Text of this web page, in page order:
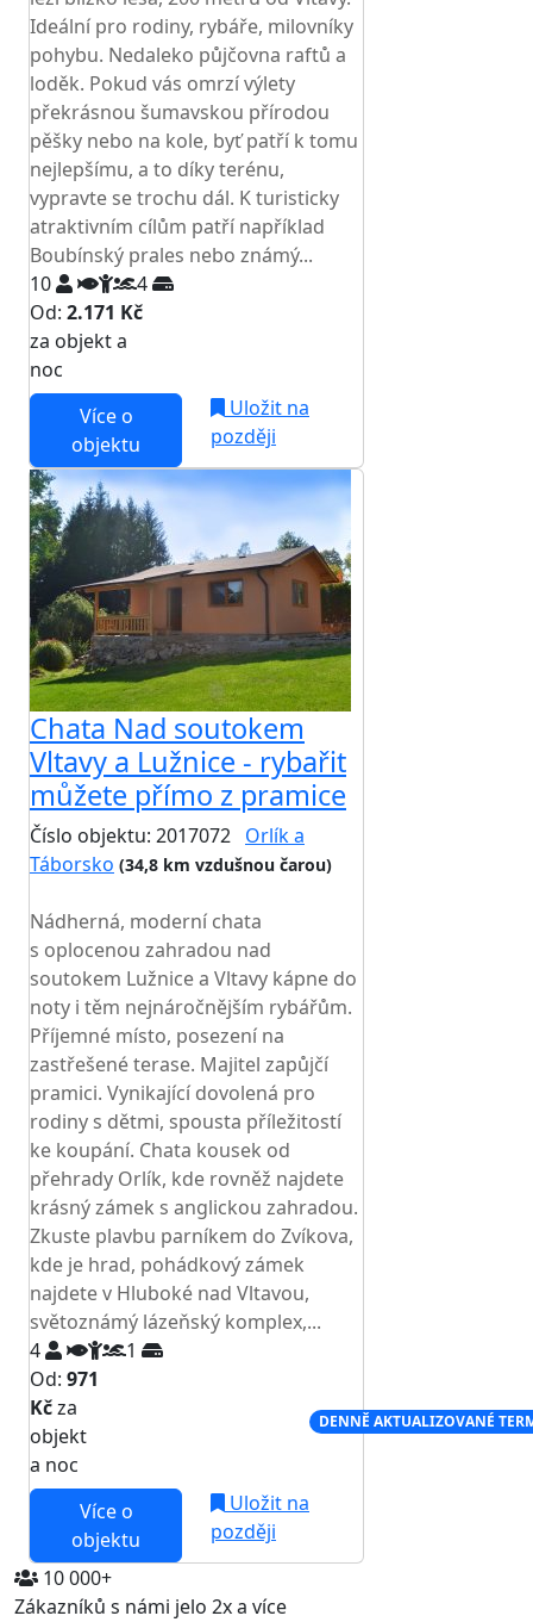
Ideální pro rodiny, rybáře, milovníky
pohybu. Nedaleko půjčovna raftů a
loděk. Pokud vás omrzí výlety
překrásnou šumavskou přírodou
pěšky nebo na kole, byť patří k tomu
nejlepšímu, a to díky terénu,
vypravte se trochu dál. K turisticky
atraktivním cílům patří například
Boubínský prales nebo známý...
10
4
Od: 2.171 Kč
za objekt a
noc
Více o
objektu
Uložit na
později
Chata Nad soutokem
Vltavy a Lužnice - rybařit
můžete přímo z pramice
Číslo objektu: 2017072 Orlík a
Táborsko (34,8 km vzdušnou čarou)
Nádherná, moderní chata
s oplocenou zahradou nad
soutokem Lužnice a Vltavy kápne do
noty i těm nejnáročnějším rybářům.
Příjemné místo, posezení na
zastřešené terase. Majitel zapůjčí
pramici. Vynikající dovolená pro
rodiny s dětmi, spousta příležitostí
ke koupání. Chata kousek od
přehrady Orlík, kde rovněž najdete
krásný zámek s anglickou zahradou.
Zkuste plavbu parníkem do Zvíkova,
kde je hrad, pohádkový zámek
najdete v Hluboké nad Vltavou,
světoznámý lázeňský komplex,...
4
1
Od: 971
Kčza
objekt
a noc
DENNĚ AKTUALIZOVANÉ
Více o
objektu
Uložit na
později
10 000+
Zákazníků s námi jelo 2x a více